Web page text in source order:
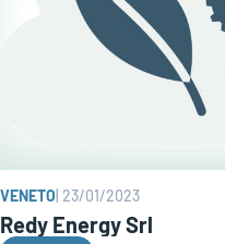
VENETO 23/01/2023
Redy Energy Srl